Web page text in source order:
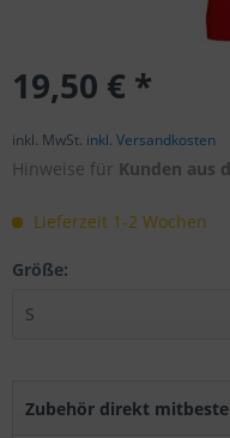
19,50 € *
inkl. MwSt. inkl. Versandkosten
Hinweise für Kunden aus
Lieferzeit 1-2 Wochen
Größe:
Zubehör direkt